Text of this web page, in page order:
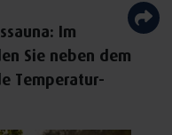
Im
Sie neben dem
Temperatur-